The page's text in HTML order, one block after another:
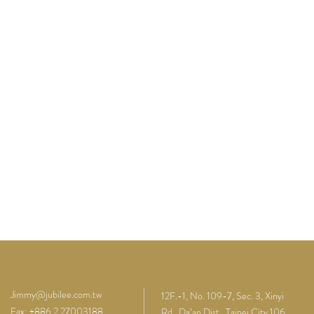
Jimmy@jubilee.com.tw
Fax: +886 2 27003188
12F.-1, No. 109-7, Sec. 3, Xinyi